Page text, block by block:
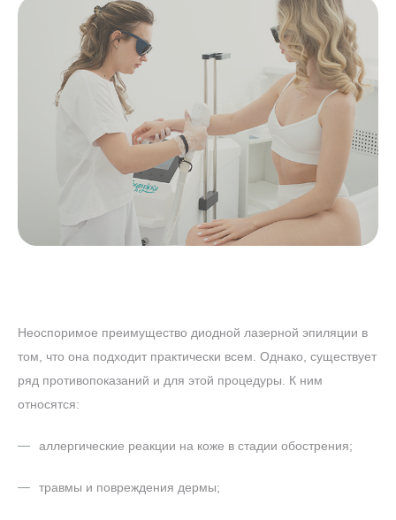
Неоспоримое преимущество диодной лазерной эпиляции в
том, что она подходит практически всем. Однако, существует
ряд противопоказаний и для этой процедуры. К ним
относятся:
аллергические реакции на коже в стадии обострения;
травмы и повреждения дермы;